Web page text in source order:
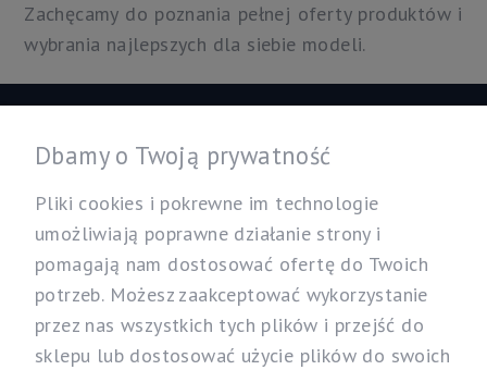
Zachęcamy do poznania pełnej oferty produktów i
wybrania najlepszych dla siebie modeli.
Nasz sklep
Specjalistyczny Sklep dla Alergików Mirosław Rybicki
Sobików 5, 05-530 Góra Kalwaria
Dbamy o Twoją prywatność
Pliki cookies i pokrewne im technologie
umożliwiają poprawne działanie strony i
pomagają nam dostosować ofertę do Twoich
potrzeb. Możesz zaakceptować wykorzystanie
przez nas wszystkich tych plików i przejść do
sklepu lub dostosować użycie plików do swoich